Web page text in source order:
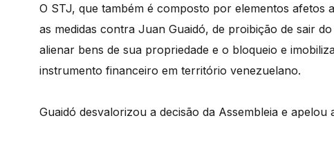
O STJ, que também é composto por elementos
as medidas contra Juan Guaidó, de proibição de sair
alienar bens de sua propriedade e o bloqueio e
instrumento financeiro em território venezuelano.
Guaidó desvalorizou a decisão da Assembleia e